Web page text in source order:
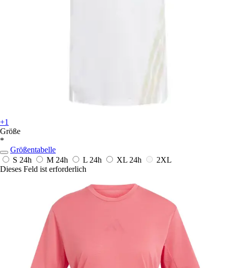
+1
Größe
*
Größentabelle
S 24h M 24h L 24h XL 24h
2XL
Dieses Feld ist erforderlich